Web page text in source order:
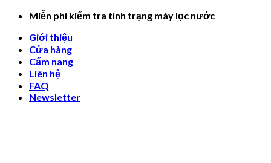
Skip
content
Miễn phí kiểm tra tình trạng máy lọc nước
Giới thiệu
Cửa hàng
Cẩm nang
Liên hệ
FAQ
Newsletter